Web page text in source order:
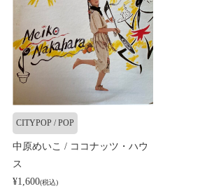
CITYPOP / POP
中原めいこ / ココナッツ・ハウ
ス
¥1,600(税込)